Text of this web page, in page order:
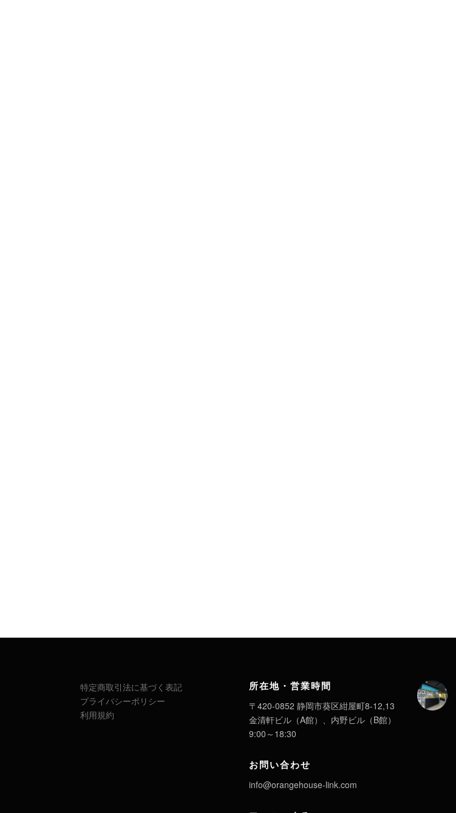
特定商取引法に基づく表記
プライバシーポリシー
利用規約
所在地・営業時間
〒420-0852 静岡市葵区紺屋町8-12,13
金清軒ビル（A館）、内野ビル（B館）
9:00～18:30
お問い合わせ
info@orangehouse-link.com